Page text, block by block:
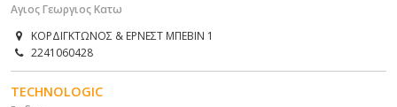
Αγιος Γεωργιος Κατω
ΚΟΡΔΙΓΚΤΩΝΟΣ & ΕΡΝΕΣΤ ΜΠΕΒΙΝ 1
2241060428
TECHNOLOGIC